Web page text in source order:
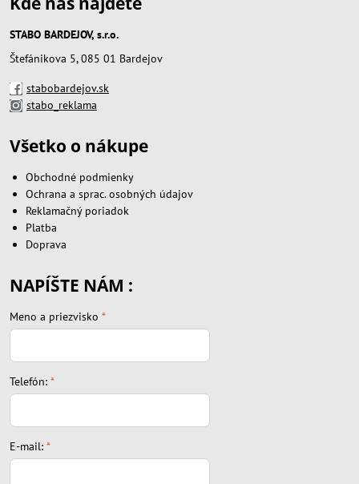
STABO BARDEJOV, s.r.o.
Štefánikova 5, 085 01 Bardejov
stabobardejov.sk
stabo_reklama
Všetko o nákupe
Obchodné podmienky
Ochrana a sprac. osobných údajov
Reklamačný poriadok
Platba
Doprava
NAPÍŠTE NÁM :
Meno a priezvisko *
Telefón: *
E-mail: *